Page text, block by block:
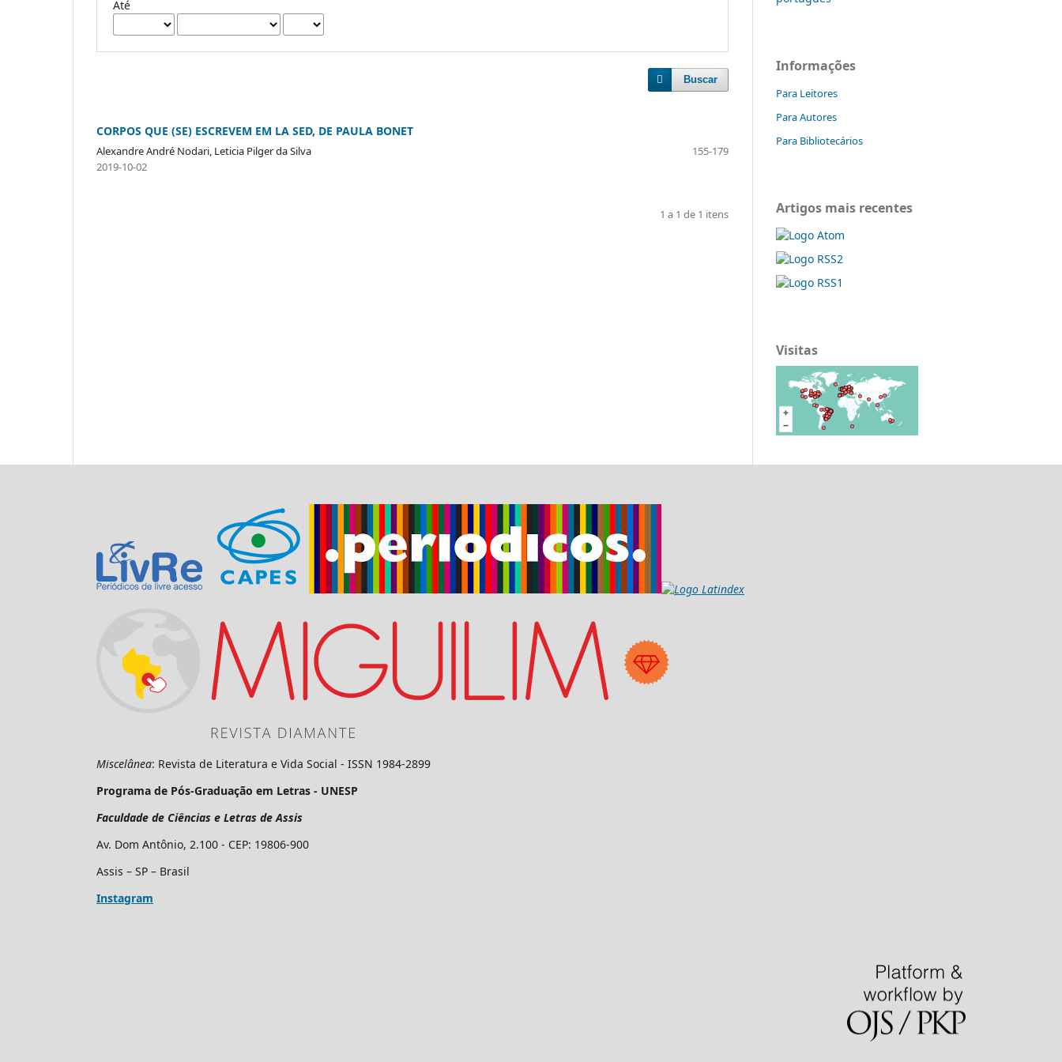
Até
Buscar
CORPOS QUE (SE) ESCREVEM EM LA SED, DE PAULA BONET
Alexandre André Nodari, Leticia Pilger da Silva
155-179
2019-10-02
1 a 1 de 1 itens
Informações
Para Leitores
Para Autores
Para Bibliotecários
Artigos mais recentes
Visitas
Miscelânea: Revista de Literatura e Vida Social - ISSN 1984-2899
Programa de Pós-Graduação em Letras - UNESP
Faculdade de Ciências e Letras de Assis
Av. Dom Antônio, 2.100 - CEP: 19806-900
Assis – SP – Brasil
Instagram